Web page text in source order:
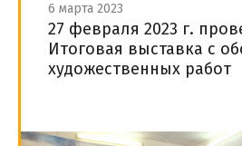
6 марта 2023
27 февраля 2023 г.
Итоговая выставка с
художественных работ